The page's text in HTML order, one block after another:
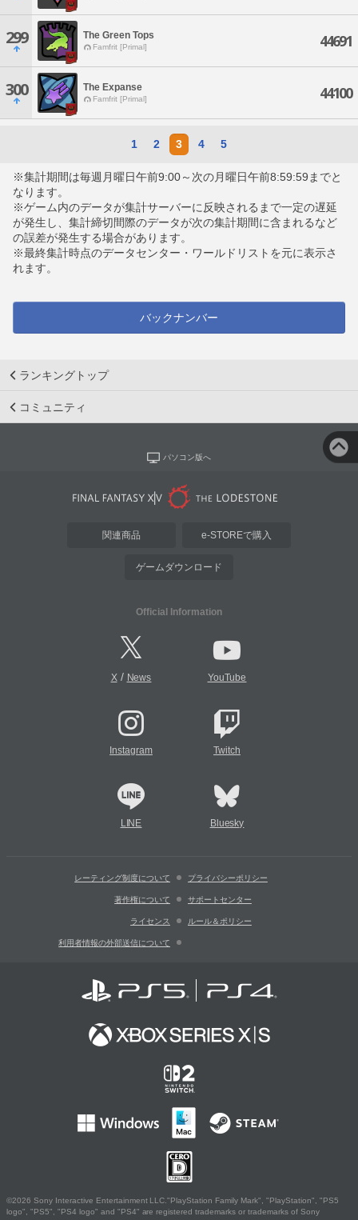
299 The Green Tops
Famfrit [Primal] 44691
300 The Expanse
Famfrit [Primal] 44100
1 2 3 4 5
※集計期間は毎週月曜日午前9:00～次の月曜日午前8:59:59までと
なります。
※ゲーム内のデータが集計サーバーに反映されるまで一定の遅延
が発生し、集計締切間際のデータが次の集計期間に含まれるなど
の誤差が発生する場合があります。
※最終集計時点のデータセンター・ワールドリストを元に表示さ
れます。
バックナンバー
ランキングトップ
コミュニティ
パソコン版へ
関連商品 e-STOREで購入
ゲームダウンロード
Official Information
X/ News YouTube
Instagram Twitch
LINE Bluesky
レーティング制度について プライバシーポリシー
著作権について サポートセンター
ライセンス ルール＆ポリシー
利用者情報の外部送信について
©2026 Sony Interactive Entertainment LLC."PlayStation Family Mark", "PlayStation", "PS5
logo", "PS5", "PS4 logo" and "PS4" are registered trademarks or trademarks of Sony